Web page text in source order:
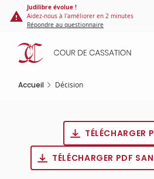
Panneau de gestion des cookies
contenu
principal
Judilibre évolue !
Aidez-nous à l'améliorer en 2 minutes
Répondre au questionnaire
Accueil Décision
TÉLÉCHARGER
TÉLÉCHARGER PDF